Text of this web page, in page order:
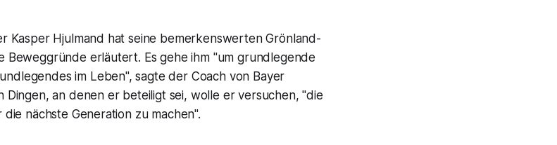
Kasper Hjulmand hat seine bemerkenswerten Grönland-
Beweggründe erläutert. Es gehe ihm "um grundlegende
im Leben", sagte der Coach von Bayer
Dingen, an denen er beteiligt sei, wolle er versuchen, "die
nächste Generation zu machen".